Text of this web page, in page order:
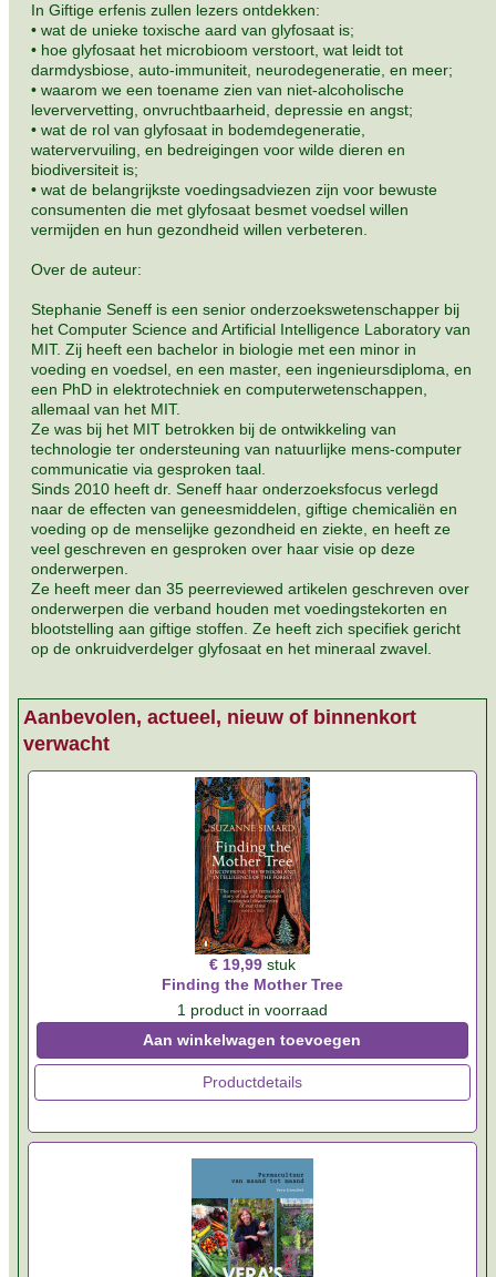
In Giftige erfenis zullen lezers ontdekken:
• wat de unieke toxische aard van glyfosaat is;
• hoe glyfosaat het microbioom verstoort, wat leidt tot
darmdysbiose, auto-immuniteit, neurodegeneratie, en meer;
• waarom we een toename zien van niet-alcoholische
leververvetting, onvruchtbaarheid, depressie en angst;
• wat de rol van glyfosaat in bodemdegeneratie,
watervervuiling, en bedreigingen voor wilde dieren en
biodiversiteit is;
• wat de belangrijkste voedingsadviezen zijn voor bewuste
consumenten die met glyfosaat besmet voedsel willen
vermijden en hun gezondheid willen verbeteren.
Over de auteur:
Stephanie Seneff is een senior onderzoekswetenschapper bij
het Computer Science and Artificial Intelligence Laboratory van
MIT. Zij heeft een bachelor in biologie met een minor in
voeding en voedsel, en een master, een ingenieursdiploma, en
een PhD in elektrotechniek en computerwetenschappen,
allemaal van het MIT.
Ze was bij het MIT betrokken bij de ontwikkeling van
technologie ter ondersteuning van natuurlijke mens-computer
communicatie via gesproken taal.
Sinds 2010 heeft dr. Seneff haar onderzoeksfocus verlegd
naar de effecten van geneesmiddelen, giftige chemicaliën en
voeding op de menselijke gezondheid en ziekte, en heeft ze
veel geschreven en gesproken over haar visie op deze
onderwerpen.
Ze heeft meer dan 35 peerreviewed artikelen geschreven over
onderwerpen die verband houden met voedingstekorten en
blootstelling aan giftige stoffen. Ze heeft zich specifiek gericht
op de onkruidverdelger glyfosaat en het mineraal zwavel.
Aanbevolen, actueel, nieuw of binnenkort
verwacht
€ 19,99 stuk
Finding the Mother Tree
1 product in voorraad
Aan winkelwagen toevoegen
Productdetails